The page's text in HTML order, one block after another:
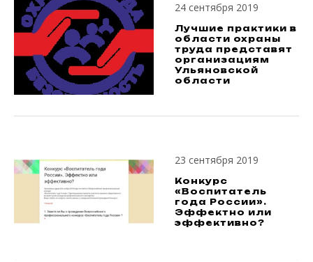
24 сентября 2019
Лучшие практики в
области охраны
труда представят
организациям
Ульяновской
области
23 сентября 2019
Конкурс
«Воспитатель
года России».
Эффектно или
эффективно?